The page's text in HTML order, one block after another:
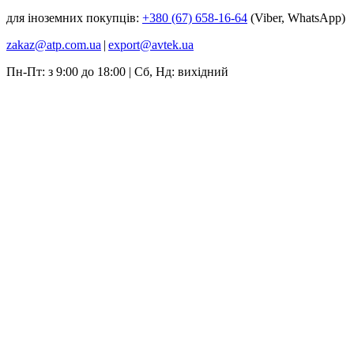
для іноземних покупців: +380 (67) 658-16-64 (Viber, WhatsApp)
zakaz@atp.com.ua | export@avtek.ua
Пн-Пт: з 9:00 до 18:00 | Сб, Нд: вихідний